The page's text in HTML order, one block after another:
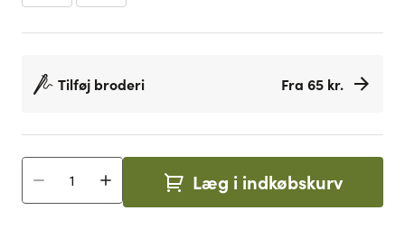
Tilføj broderi Fra 65 kr.
Antal Læg i indkøbskurv